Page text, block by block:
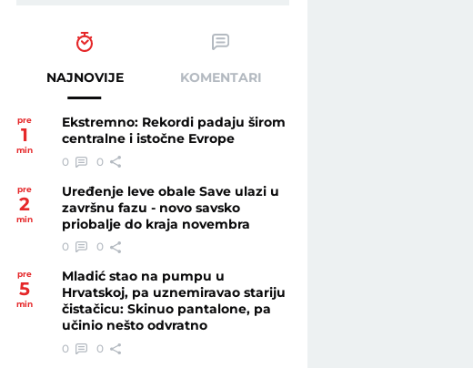
NAJNOVIJE KOMENTARI
pre
1
min
Ekstremno: Rekordi padaju širom
centralne i istočne Evrope
0 0
pre
2
min
Uređenje leve obale Save ulazi u
završnu fazu - novo savsko
priobalje do kraja novembra
0 0
pre
5
min
Mladić stao na pumpu u
Hrvatskoj, pa uznemiravao stariju
čistačicu: Skinuo pantalone, pa
učinio nešto odvratno
0 0